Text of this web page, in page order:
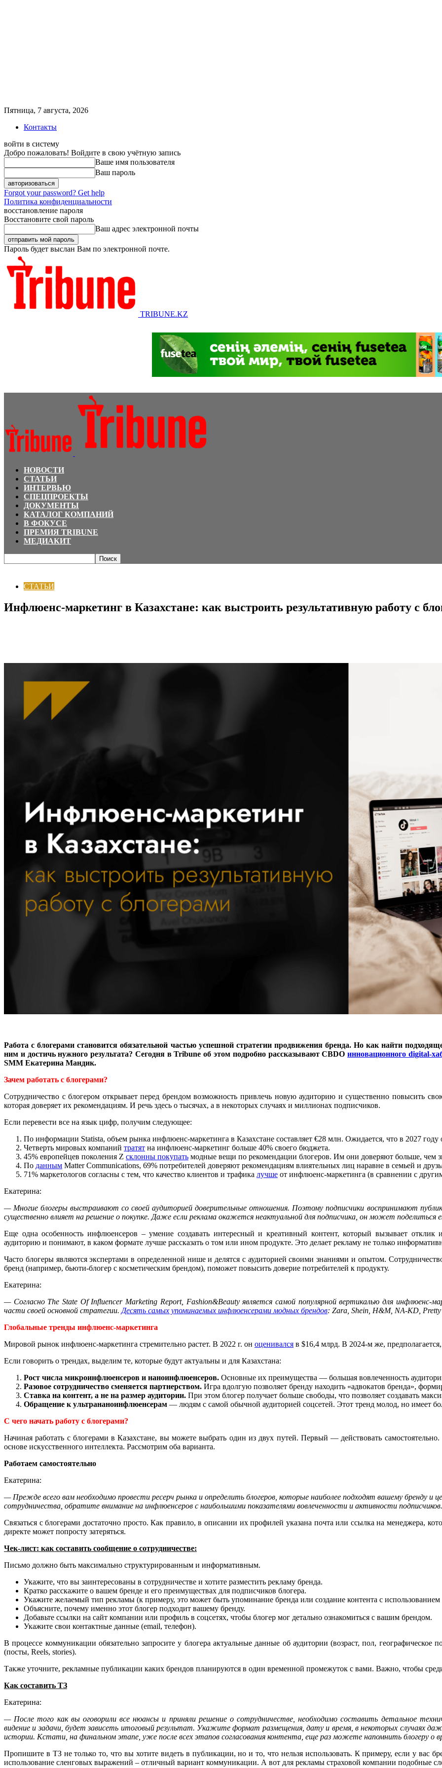
Пятница, 7 августа, 2026
Контакты
войти в систему
Добро пожаловать! Войдите в свою учётную запись
Ваше имя пользователя
Ваш пароль
Forgot your password? Get help
Политика конфиденциальности
восстановление пароля
Восстановите свой пароль
Ваш адрес электронной почты
Пароль будет выслан Вам по электронной почте.
TRIBUNE.KZ
НОВОСТИ
СТАТЬИ
ИНТЕРВЬЮ
СПЕЦПРОЕКТЫ
ДОКУМЕНТЫ
КАТАЛОГ КОМПАНИЙ
В ФОКУСЕ
ПРЕМИЯ TRIBUNE
МЕДИАКИТ
СТАТЬИ
Инфлюенс-маркетинг в Казахстане: как выстроить результативную работу с
Работа с блогерами становится обязательной частью успешной стратегии продвижения бренда. Но как найти
ним и достичь нужного результата? Сегодня вTribune об этом подробно рассказывают CBDOинновационного digital-
SMM Екатерина Мандик.
Зачем работать с блогерами?
Сотрудничество с блогером открывает перед брендом возможность привлечь новую аудиторию и существенно повысить
которая доверяет их рекомендациям. И речь здесь о тысячах, а в некоторых случаях и миллионах подписчиков.
Если перевести все на язык цифр, получим следующее:
По информации Statista, объем рынка инфлюенс-маркетинга в Казахстане составляет €28 млн. Ожидается, что в 2027 году
Четверть мировых компаний тратят на инфлюенс-маркетинг больше 40% своего бюджета.
45% европейцев поколения Z склонны покупать модные вещи по рекомендации блогеров. Им они доверяют больше, чем
По данным Matter Communications, 69% потребителей доверяют рекомендациям влиятельных лиц наравне в семьей и
71% маркетологов согласны с тем, что качество клиентов и трафика лучше от инфлюенс-маркетинга (в сравнении с
Екатерина:
— Многие блогеры выстраивают со своей аудиторией доверительные отношения. Поэтому подписчики воспринимают
существенно влияет на решение о покупке. Даже если реклама окажется неактуальной для подписчика, он может поделиться
Еще одна особенность инфлюенсеров – умение создавать интересный и креативный контент, который вызывает
аудиторию и понимают, в каком формате лучше рассказать о том или ином продукте. Это делает рекламу не только
Часто блогеры являются экспертами в определенной нише и делятся с аудиторией своими знаниями и опытом.
бренд (например, бьюти-блогер с косметическим брендом), поможет повысить доверие потребителей к продукту.
Екатерина:
— Согласно The State Of Influencer Marketing Report, Fashion&Beauty является самой популярной вертикалью для инфлюенс-
части своей основной стратегии. Десять самых упоминаемых инфлюенсерами модных брендов: Zara, Shein, H&M, NA-KD,
Глобальные тренды инфлюенс-маркетинга
Мировой рынок инфлюенс-маркетинга стремительно растет. В 2022 г. он оценивался в $16,4 млрд. В 2024-м же,
Если говорить о трендах, выделим те, которые будут актуальны и для Казахстана:
Рост числа микроинфлюенсеров и наноинфлюенсеров. Основные их преимущества — большая вовлеченность
Разовое сотрудничество сменяется партнерством. Игра вдолгую позволяет бренду находить «адвокатов бренда»,
Ставка на контент, а не на размер аудитории. При этом блогер получает больше свободы, что позволяет создавать
Обращение к ультрананоинфлюенсерам — людям с самой обычной аудиторией соцсетей. Этот тренд молод, но имеет
С чего начать работу с блогерами?
Начиная работать с блогерами в Казахстане, вы можете выбрать один из двух путей. Первый — действовать
основе искусственного интеллекта. Рассмотрим оба варианта.
Работаем самостоятельно
Екатерина:
— Прежде всего вам необходимо провести ресерч рынка и определить блогеров, которые наиболее подходят вашему бренду
сотрудничества, обратите внимание на инфлюенсеров с наибольшими показателями вовлеченности и активности подписчиков.
Связаться с блогерами достаточно просто. Как правило, в описании их профилей указана почта или ссылка на менеджера,
директе может попросту затеряться.
Чек-лист: как составить сообщение о сотрудничестве:
Письмо должно быть максимально структурированным и информативным.
Укажите, что вы заинтересованы в сотрудничестве и хотите разместить рекламу бренда.
Кратко расскажите о вашем бренде и его преимуществах для подписчиков блогера.
Укажите желаемый тип рекламы (к примеру, это может быть упоминание бренда или создание контента с
Объясните, почему именно этот блогер подходит вашему бренду.
Добавьте ссылки на сайт компании или профиль в соцсетях, чтобы блогер мог детально ознакомиться с вашим брендом.
Укажите свои контактные данные (email, телефон).
В процессе коммуникации обязательно запросите у блогера актуальные данные об аудитории (возраст, пол, географическое
(посты, Reels, stories).
Также уточните, рекламные публикации каких брендов планируются в один временной промежуток с вами. Важно, чтобы
Как составить ТЗ
Екатерина:
— После того как вы оговорили все нюансы и приняли решение о сотрудничестве, необходимо составить детальное
видение и задачи, будет зависеть итоговый результат. Укажите формат размещения, дату и время, в некоторых случаях
истории. Кстати, на финальном этапе, уже после всех этапов согласования контента, еще раз можете напомнить блогеру о
Пропишите в ТЗ не только то, что вы хотите видеть в публикации, но и то, что нельзя использовать. К примеру, если у вас
использование сленговых выражений – отличный вариант коммуникации. А вот для рекламы страховой компании подобные